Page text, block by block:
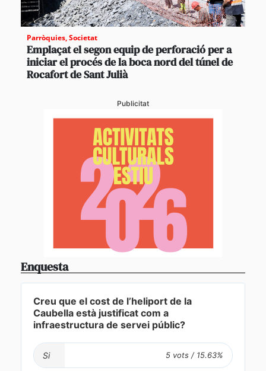
Parròquies,Societat
Emplaçat el segon equip de perforació per a
iniciar el procés de la boca nord del túnel de
Rocafort de Sant Julià
Publicitat
Enquesta
Creu que el cost de l’heliport de la
Caubella està justificat com a
infraestructura de servei públic?
Si